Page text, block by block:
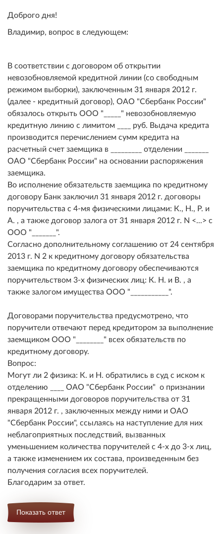
Доброго дня!
Владимир, вопрос в следующем:
В соответствии с договором об открытии
невозобновляемой кредитной линии (со свободным
режимом выборки), заключенным 31 января 2012 г.
(далее - кредитный договор), ОАО "Сбербанк России"
обязалось открыть ООО "_____" невозобновляемую
кредитную линию с лимитом ____ руб. Выдача кредита
производится перечислением сумм кредита на
расчетный счет заемщика в _________ отделении _______
ОАО "Сбербанк России" на основании распоряжения
заемщика.
Во исполнение обязательств заемщика по кредитному
договору Банк заключил 31 января 2012 г. договоры
поручительства с 4-мя физическими лицами: К., Н., Р. и
А. , а также договор залога от 31 января 2012 г. N <...> с
ООО "_______".
Согласно дополнительному соглашению от 24 сентября
2013 г. N 2 к кредитному договору обязательства
заемщика по кредитному договору обеспечиваются
поручительством 3-х физических лиц: К. Н. и В. , а
также залогом имущества ООО "___________".
Договорами поручительства предусмотрено, что
поручители отвечают перед кредитором за выполнение
заемщиком ООО "________" всех обязательств по
кредитному договору.
Вопрос:
Могут ли 2 физика: К. и Н. обратились в суд с иском к
отделению ____ ОАО "Сбербанк России" о признании
прекращенными договоров поручительства от 31
января 2012 г. , заключенных между ними и ОАО
"Сбербанк России", ссылаясь на наступление для них
неблагоприятных последствий, вызванных
уменьшением количества поручителей с 4-х до 3-х лиц,
а также изменением их состава, произведенным без
получения согласия всех поручителей.
Благодарим за ответ.
Показать ответ